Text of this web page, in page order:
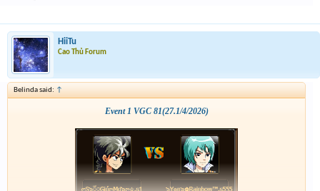
HiiTu
Cao Thủ Forum
Belinda said: ↑
Event 1 VGC 81(27.1/4/2026)